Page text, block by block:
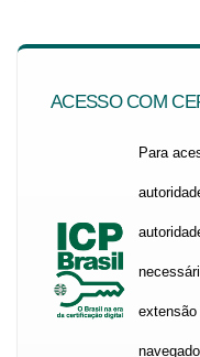
ACESSO COM
Para